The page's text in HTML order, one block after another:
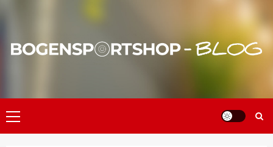
Primary
Menu